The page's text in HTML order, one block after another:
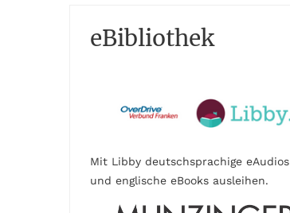
eBibliothek
Mit Libby deutschsprachige eAudios
und englische eBooks ausleihen.